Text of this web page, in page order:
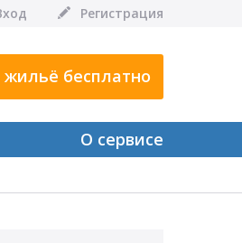
Регистрация
бесплатно
О сервисе